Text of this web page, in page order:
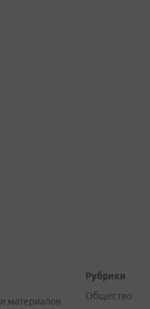
материалов
Рубрики
Общество